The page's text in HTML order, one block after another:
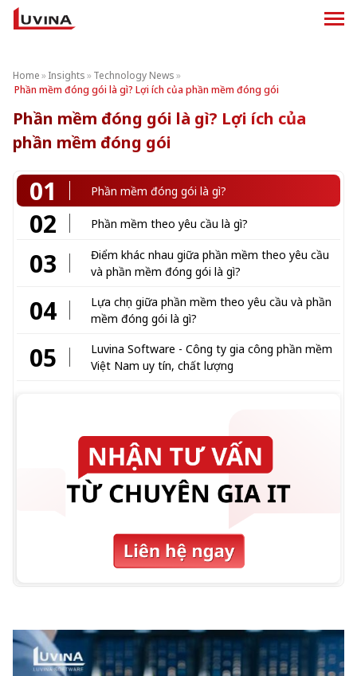
Home»Insights»Technology News»
Phần mềm đóng gói là gì? Lợi ích của phần mềm đóng gói
Phần mềm đóng gói là gì? Lợi ích của
phần mềm đóng gói
01 Phần mềm đóng gói là gì?
02 Phần mềm theo yêu cầu là gì?
03
Điểm khác nhau giữa phần mềm theo yêu cầu
và phần mềm đóng gói là gì?
04
Lựa chọn giữa phần mềm theo yêu cầu và phần
mềm đóng gói là gì?
05
Luvina Software - Công ty gia công phần mềm
Việt Nam uy tín, chất lượng